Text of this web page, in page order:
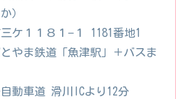
）
ケ１１８１−１ 1181番地1
やま鉄道「魚津駅」＋バスま
動車道 滑川ICより12分